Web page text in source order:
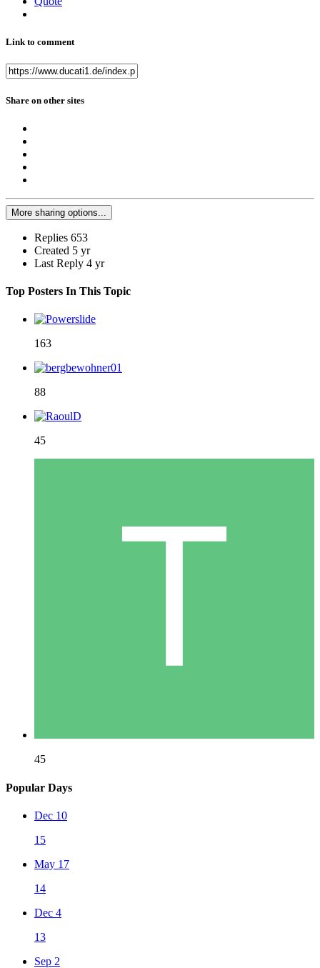
Link to comment
Share on other sites
More sharing options...
Replies 653
Created 5 yr
Last Reply 4 yr
Top Posters In This Topic
163
88
45
45
Popular Days
Dec 10
15
May 17
14
Dec 4
13
Sep 2